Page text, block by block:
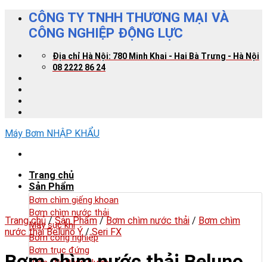
Skip
content
CÔNG TY TNHH THƯƠNG MẠI VÀ
CÔNG NGHIỆP ĐỘNG LỰC
Địa chỉ Hà Nội: 780 Minh Khai - Hai Bà Trưng - Hà Nội
08 2222 86 24
Máy Bơm NHẬP KHẨU
Trang chủ
Sản Phẩm
Bơm chìm giếng khoan
Bơm chìm nước thải
Máy sục khí
Bơm công nghiệp
Bơm trục đứng
Trang chủ / Sản Phẩm / Bơm chìm nước thải / Bơm chìm
nước thải Beluno Ý / Seri FX